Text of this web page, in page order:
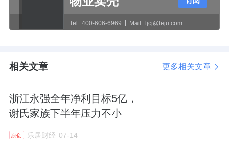
若掀开业绩狂飙的面纱，会发现近亿元的征收
补偿款成为关键推手。
位于临海市水云塘的土地及厂房，根据城市建
收，取得征收补偿款合计1.77亿元，上述资产
处置影响净利润增加约1.45亿元，占全年净利
润的31.4%。
Tel: 400-606-6969 Mail: ljcj@leju.com
相关文章 更多相关文章
浙江永强全年净利目标5亿，
谢氏家族下半年压力不小
原创 乐居财经 07-14